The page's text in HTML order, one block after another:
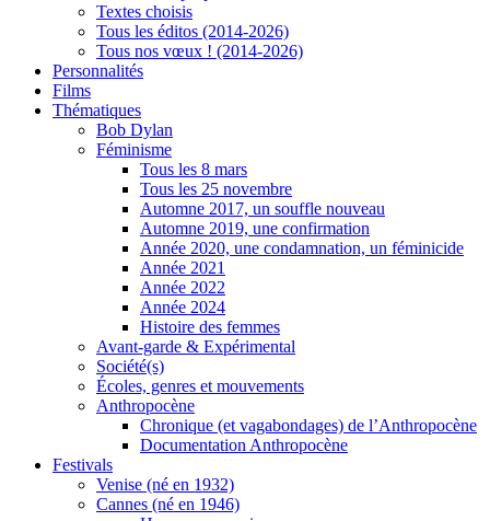
Textes choisis
Tous les éditos (2014-2026)
Tous nos vœux ! (2014-2026)
Personnalités
Films
Thématiques
Bob Dylan
Féminisme
Tous les 8 mars
Tous les 25 novembre
Automne 2017, un souffle nouveau
Automne 2019, une confirmation
Année 2020, une condamnation, un féminicide
Année 2021
Année 2022
Année 2024
Histoire des femmes
Avant-garde & Expérimental
Société(s)
Écoles, genres et mouvements
Anthropocène
Chronique (et vagabondages) de l’Anthropocène
Documentation Anthropocène
Festivals
Venise (né en 1932)
Cannes (né en 1946)